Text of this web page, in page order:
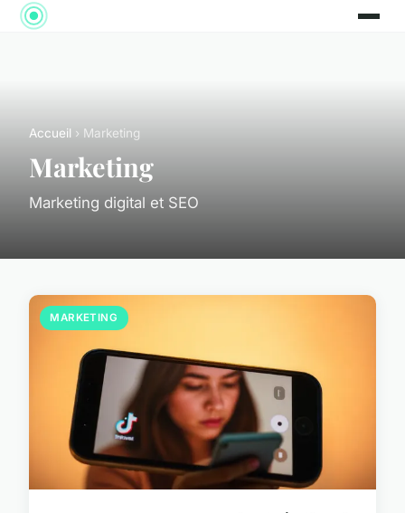
Accueil › Marketing
Marketing
Marketing digital et SEO
MARKETING